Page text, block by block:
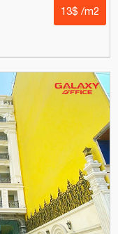
13$ /m2